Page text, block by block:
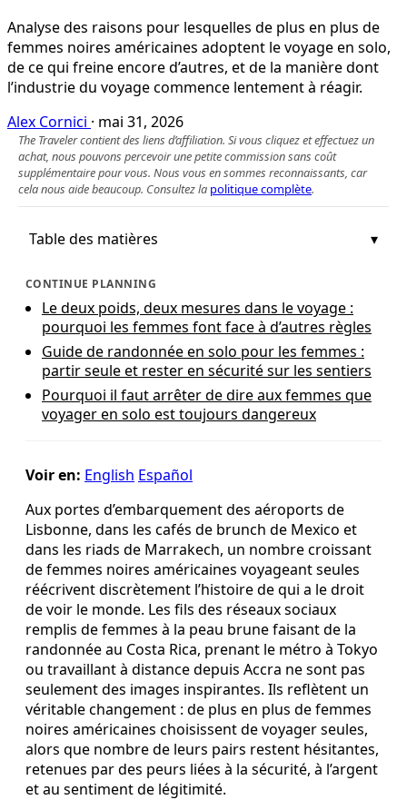
Analyse des raisons pour lesquelles de plus en plus de
femmes noires américaines adoptent le voyage en solo,
de ce qui freine encore d’autres, et de la manière dont
l’industrie du voyage commence lentement à réagir.
Alex Cornici · mai 31, 2026
The Traveler contient des liens d’affiliation. Si vous cliquez et effectuez un
achat, nous pouvons percevoir une petite commission sans coût
supplémentaire pour vous. Nous vous en sommes reconnaissants, car
cela nous aide beaucoup. Consultez la politique complète.
Table des matières
CONTINUE PLANNING
Le deux poids, deux mesures dans le voyage :
pourquoi les femmes font face à d’autres règles
Guide de randonnée en solo pour les femmes :
partir seule et rester en sécurité sur les sentiers
Pourquoi il faut arrêter de dire aux femmes que
voyager en solo est toujours dangereux
Voir en: English Español
Aux portes d’embarquement des aéroports de
Lisbonne, dans les cafés de brunch de Mexico et
dans les riads de Marrakech, un nombre croissant
de femmes noires américaines voyageant seules
réécrivent discrètement l’histoire de qui a le droit
de voir le monde. Les fils des réseaux sociaux
remplis de femmes à la peau brune faisant de la
randonnée au Costa Rica, prenant le métro à Tokyo
ou travaillant à distance depuis Accra ne sont pas
seulement des images inspirantes. Ils reflètent un
véritable changement : de plus en plus de femmes
noires américaines choisissent de voyager seules,
alors que nombre de leurs pairs restent hésitantes,
retenues par des peurs liées à la sécurité, à l’argent
et au sentiment de légitimité.